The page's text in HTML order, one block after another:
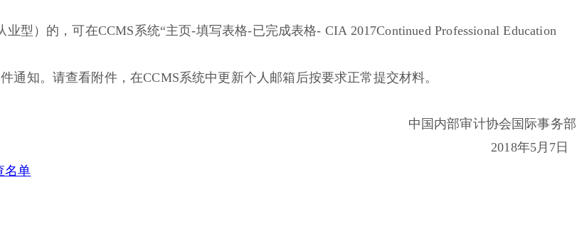
型）的，可在CCMS系统“主页-填写表格-已完成表格- CIA 2017Continued Professional Education
通知。请查看附件，在CCMS系统中更新个人邮箱后按要求正常提交材料。
中国内部审计协会国际事务部
2018年5月7日
名单